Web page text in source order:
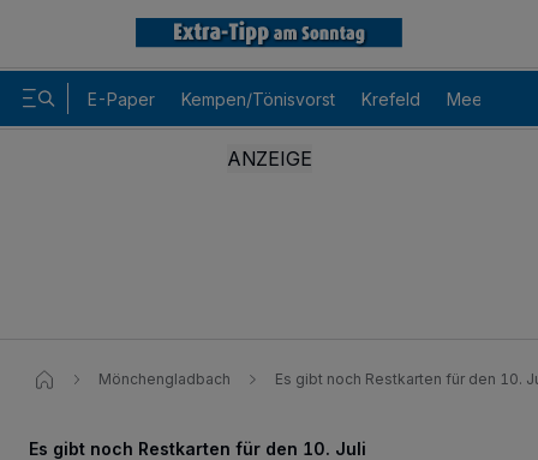
E-Paper Kempen/Tönisvorst Krefeld Meerbusch
Mönchengladbach Es gibt noch Restkarten für den 10.
Es gibt noch Restkarten für den 10. Juli